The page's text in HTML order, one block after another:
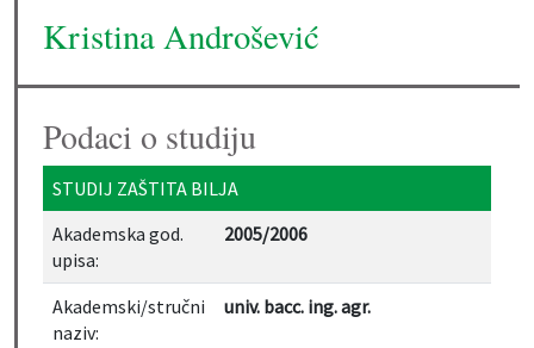
Kristina Androšević
Podaci o studiju
STUDIJ ZAŠTITA BILJA
Akademska god.
upisa:
2005/2006
Akademski/stručni
naziv:
univ. bacc. ing. agr.